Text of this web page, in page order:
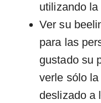
utilizando
Ver su
para las
gustado su
verle sólo
deslizado a